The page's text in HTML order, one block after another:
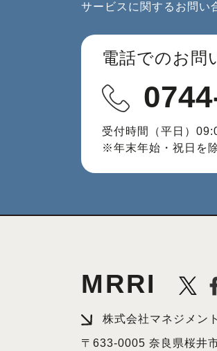
サービスに関するお問い
電話でのお問
受付時間（平日）
※年末年始・祝日を除
MRRI
株式会社マネジメン
〒633-0005 奈良県桜井